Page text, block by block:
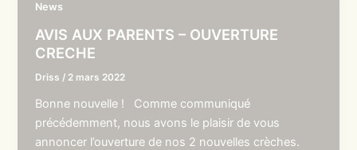
News
AVIS AUX PARENTS – OUVERTURE
CRECHE
Driss / 2 mars 2022
Bonne nouvelle ! Comme communiqué
précédemment, nous avons le plaisir de vous
annoncer l’ouverture de nos 2 nouvelles crèches.